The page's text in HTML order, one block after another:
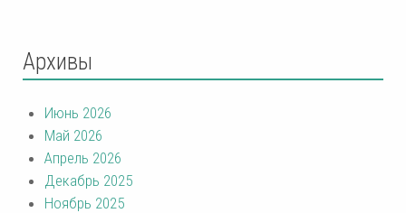
Архивы
Июнь 2026
Май 2026
Апрель 2026
Декабрь 2025
Ноябрь 2025